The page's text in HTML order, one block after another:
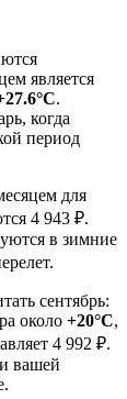
является
.
когда
период
для
4 943 ₽.
в зимние
сентябрь:
около +20°C,
4 992 ₽.
вашей